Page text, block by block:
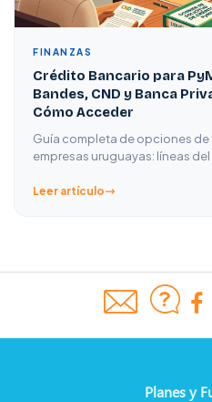
FINANZAS
Crédito Bancario para
Bandes, CND y Banca
Cómo Acceder
Guía completa de opciones
empresas uruguayas: líneas del
Leer artículo
Planes y